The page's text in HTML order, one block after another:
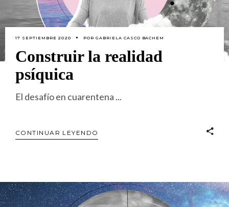
17 SEPTIEMBRE 2020 PORGABRIELA CASCO BACHEM
Construir la realidad
psíquica
El desafío en cuarentena
CONTINUAR LEYENDO